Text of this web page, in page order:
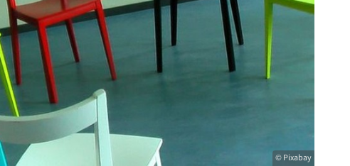
© Pixabay